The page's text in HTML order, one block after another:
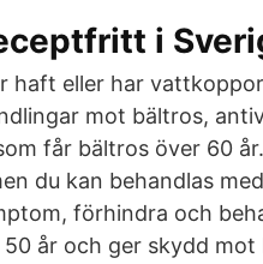
i
haft eller har
mot bältros,
får bältros över 60
du kan behandlas
förhindra och
år och ger skydd